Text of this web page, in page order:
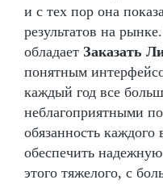
и с тех пор она
результатов на
обладает Заказать
понятным
каждый год все
неблагоприятными
обязанность каждого
обеспечить
этого тяжелого, с